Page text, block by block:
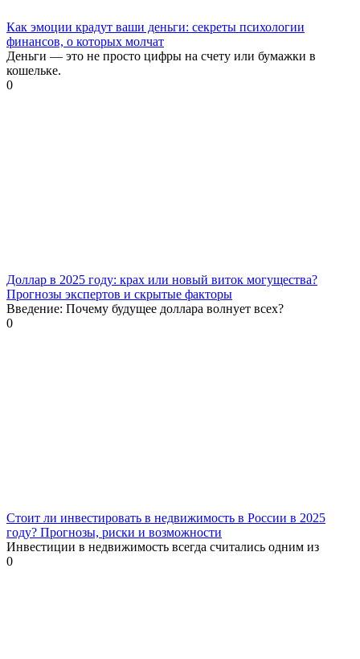
Как эмоции крадут ваши деньги: секреты психологии
финансов, о которых молчат
Деньги — это не просто цифры на счету или бумажки в
кошельке.
0
Доллар в 2025 году: крах или новый виток могущества?
Прогнозы экспертов и скрытые факторы
Введение: Почему будущее доллара волнует всех?
0
Стоит ли инвестировать в недвижимость в России в 2025
году? Прогнозы, риски и возможности
Инвестиции в недвижимость всегда считались одним из
0